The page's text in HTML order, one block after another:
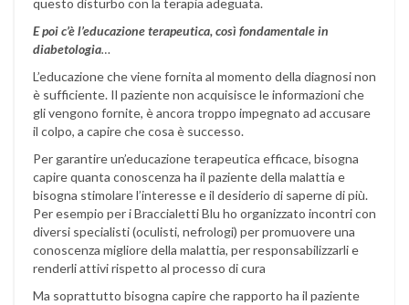
questo disturbo con la terapia adeguata.
E poi c’è l’educazione terapeutica, così fondamentale in
diabetologia…
L’educazione che viene fornita al momento della diagnosi non
è sufficiente. Il paziente non acquisisce le informazioni che
gli vengono fornite, è ancora troppo impegnato ad accusare
il colpo, a capire che cosa è successo.
Per garantire un’educazione terapeutica efficace, bisogna
capire quanta conoscenza ha il paziente della malattia e
bisogna stimolare l’interesse e il desiderio di saperne di più.
Per esempio per i Braccialetti Blu ho organizzato incontri con
diversi specialisti (oculisti, nefrologi) per promuovere una
conoscenza migliore della malattia, per responsabilizzarli e
renderli attivi rispetto al processo di cura
Ma soprattutto bisogna capire che rapporto ha il paziente